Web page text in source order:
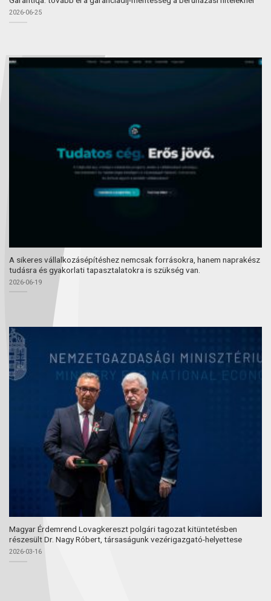
2026-06-25
A sikeres vállalkozásépítéshez nemcsak forrásokra, hanem naprakész
tudásra és gyakorlati tapasztalatokra is szükség van.
2026-06-19
Magyar Érdemrend Lovagkereszt polgári tagozat kitüntetésben
részesült Dr. Nagy Róbert, társaságunk vezérigazgató-helyettese
2026-03-16